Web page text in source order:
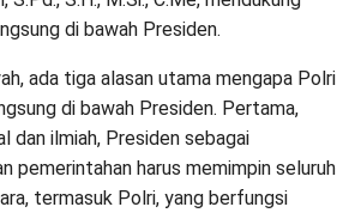
di bawah Presiden.
ada tiga alasan utama mengapa Polri
di bawah Presiden. Pertama,
dan ilmiah, Presiden sebagai
pemerintahan harus memimpin seluruh
termasuk Polri, yang berfungsi